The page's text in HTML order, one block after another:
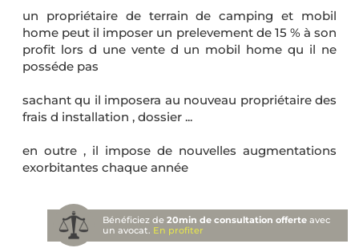
un propriétaire de terrain de camping et mobil
home peut il imposer un prelevement de 15 % à son
profit lors d une vente d un mobil home qu il ne
posséde pas
sachant qu il imposera au nouveau propriétaire des
frais d installation , dossier ...
en outre , il impose de nouvelles augmentations
exorbitantes chaque année
Bénéficiez de20min de consultation offerte avec
un avocat. En profiter